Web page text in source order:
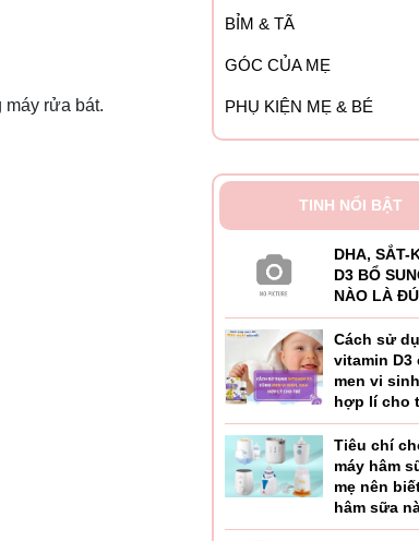
máy rửa bát.
BỈM & TÃ
GÓC CỦA MẸ
PHỤ KIỆN MẸ & BÉ
TINH NỔI BẬT
DHA, SẮT-
D3 BỔ
NÀO LÀ
Cách sử
vitamin D3
men vi
hợp lí cho
Tiêu chí
máy hâm
mẹ nên
hâm sữa